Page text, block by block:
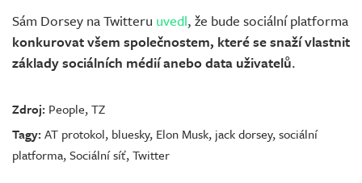
Sám Dorsey na Twitteru uvedl, že bude sociální platforma
konkurovat všem společnostem, které se snaží vlastnit
základy sociálních médií anebo data uživatelů.
Zdroj: People,TZ
Tagy:AT protokol, bluesky, Elon Musk, jack dorsey,sociální
platforma,Sociální síť,Twitter